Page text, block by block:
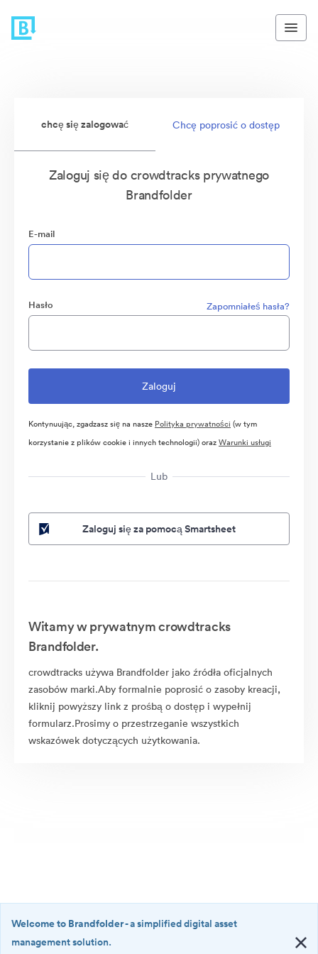
chcę się zalogować Chcę poprosić o dostęp
Zaloguj się do crowdtracks prywatnego
Brandfolder
E-mail
Hasło Zapomniałeś hasła?
Kontynuując, zgadzasz się na nasze Polityka prywatności (w tym
korzystanie z plików cookie i innych technologii) orazWarunki usługi
Lub
Zaloguj się za pomocą Smartsheet
Witamy w prywatnym crowdtracks
Brandfolder.
crowdtracks używa Brandfolder jako źródła oficjalnych
zasobów marki.Aby formalnie poprosić o zasoby kreacji,
kliknij powyższy link z prośbą o dostęp i wypełnij
formularz.Prosimy o przestrzeganie wszystkich
wskazówek dotyczących użytkowania.
Welcome to Brandfolder- a simplified digital asset
management solution.